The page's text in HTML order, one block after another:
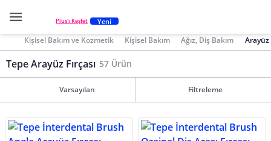
Plus'ı Keşfet Yeni
Kişisel Bakım ve Kozmetik Kişisel Bakım Ağız, Diş Bakım Arayüz
Tepe Arayüz Fırçası 57 Ürün
Varsayılan Filtreleme